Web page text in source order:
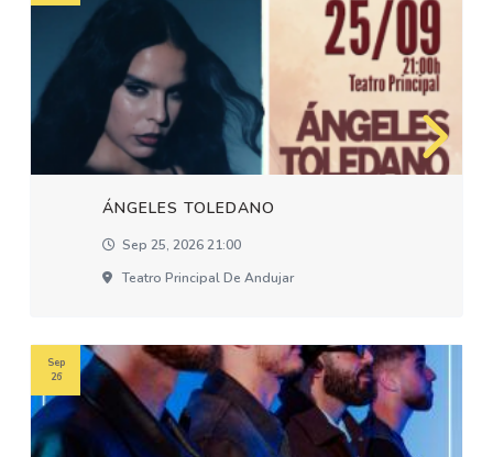
ÁNGELES TOLEDANO
Sep 25, 2026 21:00
Teatro Principal De Andujar
Sep
26